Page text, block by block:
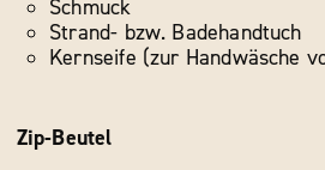
Schmuck
Strand- bzw. Badehandtuch
Kernseife (zur Handwäsche
Zip-Beutel